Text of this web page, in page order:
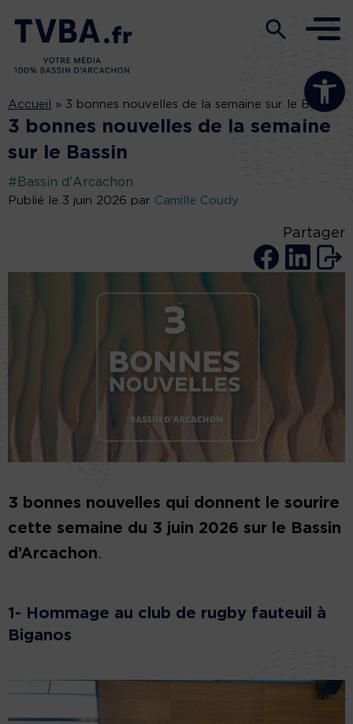
Ouvrir la
Accueil » 3 bonnes nouvelles de la semaine sur le Bassin
3 bonnes nouvelles de la semaine
sur le Bassin
#Bassin d'Arcachon
Publié le 3 juin 2026 par Camille Coudy
Partager
3 bonnes nouvelles qui donnent le sourire
cette semaine du 3 juin 2026 sur le Bassin
d’Arcachon.
1- Hommage au club de rugby fauteuil à
Biganos